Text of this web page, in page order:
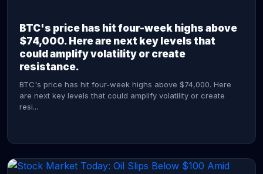
BTC's price has hit four-week highs above
$74,000. Here are next key levels that
could amplify volatility or create
resistance.
BTC's price has hit four-week highs above $74,000. Here
are next key levels that could amplify volatility or create
resi...